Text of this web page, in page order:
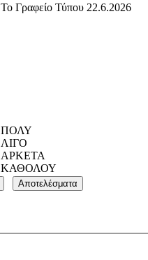
To Γραφείο Τύπου 22.6.2026
ΠΟΛΥ
ΛΙΓΟ
ΑΡΚΕΤΑ
ΚΑΘΟΛΟΥ